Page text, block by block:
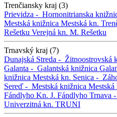
Trenčiansky kraj (3)
Prievidza - Hornonitrianska
Mestská knižnica Mestská kn.
Rešetku Verejná kn. M. Rešetku
Trnavský kraj (7)
Dunajská Streda - Žitnoostrovská
Galanta - Galantská knižnica
knižnica Mestská kn. Senica -
Sereď - Mestská knižnica Mestská
Fándlyho Kn. J. Fándlyho Trnava -
Univerzitná kn. TRUNI